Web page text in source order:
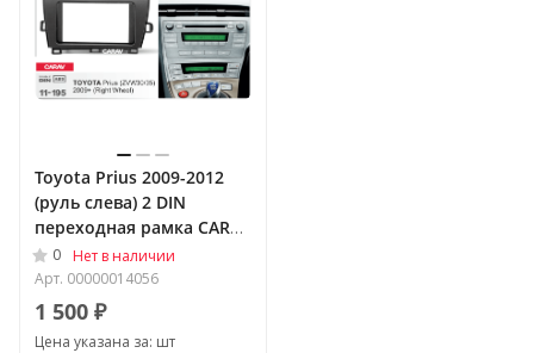
Toyota Prius 2009-2012
(руль слева) 2 DIN
переходная рамка CARAV
11-195
0
Нет в наличии
Арт. 00000014056
1 500 ₽
Цена указана за: шт